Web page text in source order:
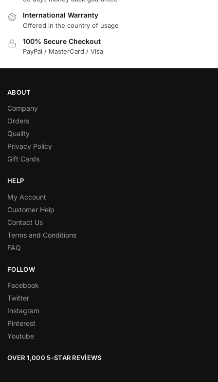
International Warranty
Offered in the country of usage
100% Secure Checkout
PayPal / MasterCard / Visa
ABOUT
Company
Orders
Quality
Privacy Policy
Gift Cards
HELP
My Account
Customer Help
Contact Us
Terms and Conditions
FAQ
FOLLOW
Facebook
Twitter
Instagram
Pinterest
Youtube
OVER 1,000 5-STAR REVIEWS